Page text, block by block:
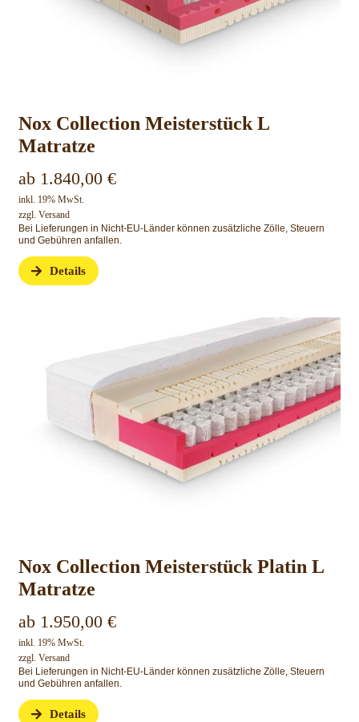
Nox Collection Meisterstück L
Matratze
ab 1.840,00 €
inkl. 19% MwSt.
zzgl. Versand
Bei Lieferungen in Nicht-EU-Länder können zusätzliche Zölle, Steuern
und Gebühren anfallen.
Details
Nox Collection Meisterstück Platin L
Matratze
ab 1.950,00 €
inkl. 19% MwSt.
zzgl. Versand
Bei Lieferungen in Nicht-EU-Länder können zusätzliche Zölle, Steuern
und Gebühren anfallen.
Details